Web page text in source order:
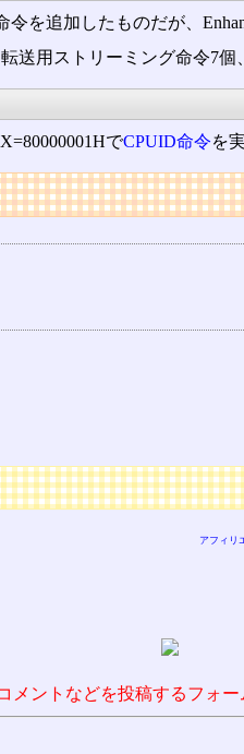
を追加したものだが、
送用ストリーミング命令7
でCPUID命令を
アフィリ
メントなどを投稿するフォ